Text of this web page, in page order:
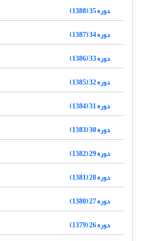
دوره 35 (1388)
دوره 34 (1387)
دوره 33 (1386)
دوره 32 (1385)
دوره 31 (1384)
دوره 30 (1383)
دوره 29 (1382)
دوره 28 (1381)
دوره 27 (1380)
دوره 26 (1379)